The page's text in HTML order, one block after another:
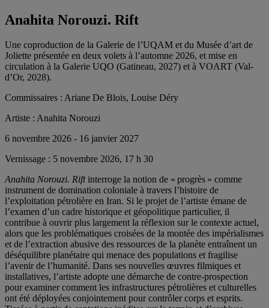
Anahita Norouzi. Rift
Une coproduction de la Galerie de l’UQAM et du Musée d’art de
Joliette présentée en deux volets à l’automne 2026, et mise en
circulation à la Galerie UQO (Gatineau, 2027) et à VOART (Val-
d’Or, 2028).
Commissaires : Ariane De Blois, Louise Déry
Artiste : Anahita Norouzi
6 novembre 2026 - 16 janvier 2027
Vernissage : 5 novembre 2026, 17 h 30
Anahita Norouzi. Riftinterroge la notion de « progrès » comme
instrument de domination coloniale à travers l’histoire de
l’exploitation pétrolière en Iran. Si le projet de l’artiste émane de
l’examen d’un cadre historique et géopolitique particulier, il
contribue à ouvrir plus largement la réflexion sur le contexte actuel,
alors que les problématiques croisées de la montée des impérialismes
et de l’extraction abusive des ressources de la planète entraînent un
déséquilibre planétaire qui menace des populations et fragilise
l’avenir de l’humanité. Dans ses nouvelles œuvres filmiques et
installatives, l’artiste adopte une démarche de contre-prospection
pour examiner comment les infrastructures pétrolières et culturelles
ont été déployées conjointement pour contrôler corps et esprits.